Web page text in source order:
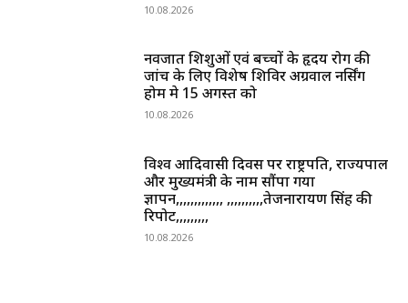
10.08.2026
नवजात शिशुओं एवं बच्चों के हृदय रोग की
जांच के लिए विशेष शिविर अग्रवाल नर्सिंग
होम मे 15 अगस्त को
10.08.2026
विश्व आदिवासी दिवस पर राष्ट्रपति, राज्यपाल
और मुख्यमंत्री के नाम सौंपा गया
ज्ञापन,,,,,,,,,,,,, ,,,,,,,,,,तेजनारायण सिंह की
रिपोर्ट,,,,,,,,,
10.08.2026